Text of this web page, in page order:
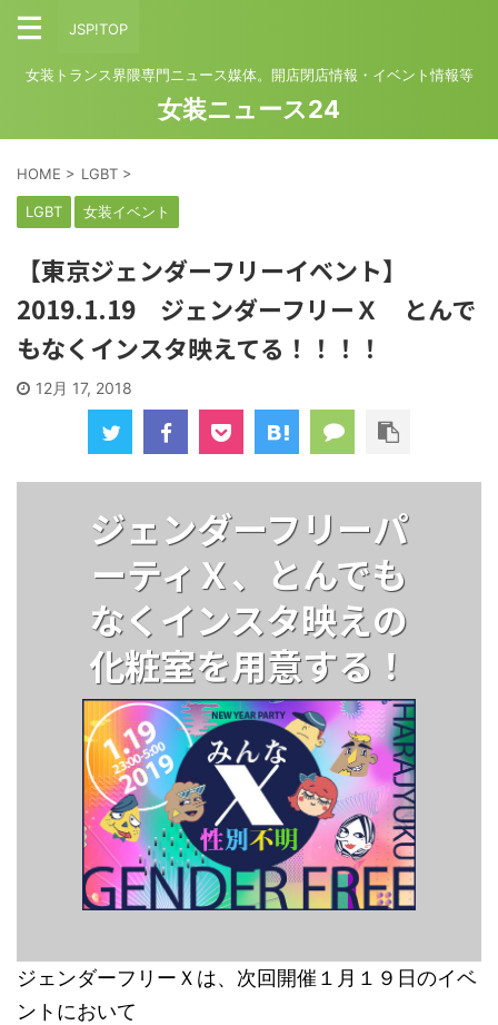
JSP!TOP
女装トランス界隈専門ニュース媒体。開店閉店情報・イベント情報等
女装ニュース24
HOME > LGBT >
LGBT 女装イベント
【東京ジェンダーフリーイベント】
2019.1.19 ジェンダーフリーＸ とんで
もなくインスタ映えてる！！！！
12月 17, 2018
ジェンダーフリーパ
ーティＸ、とんでも
なくインスタ映えの
化粧室を用意する！
ジェンダーフリーＸは、次回開催１月１９日のイベ
ントにおいて